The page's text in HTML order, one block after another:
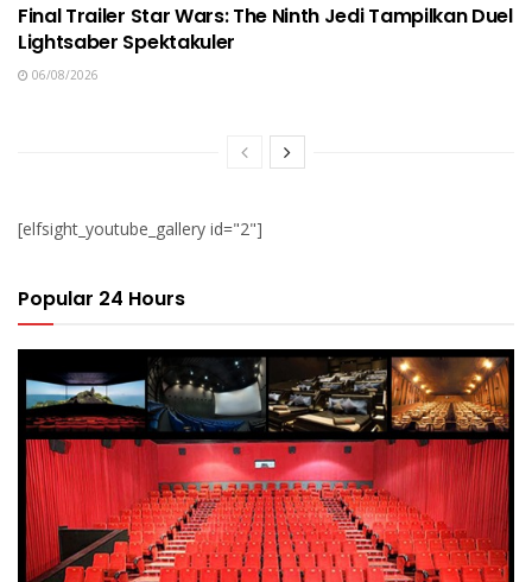
Final Trailer Star Wars: The Ninth Jedi Tampilkan Duel
Lightsaber Spektakuler
06/08/2026
[elfsight_youtube_gallery id="2"]
Popular 24 Hours